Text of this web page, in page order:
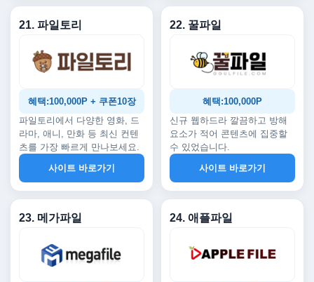
21. 파일토리
혜택:100,000P + 쿠폰10장
파일토리에서 다양한 영화, 드
라마, 애니, 만화 등 최신 컨텐
츠를 가장 빠르게 만나보세요.
사이트 바로가기
22. 꿀파일
혜택:100,000P
신규 웹하드라 깔끔하고 방해
요소가 적어 콘텐츠에 집중할
수 있었습니다.
사이트 바로가기
23. 메가파일 24. 애플파일